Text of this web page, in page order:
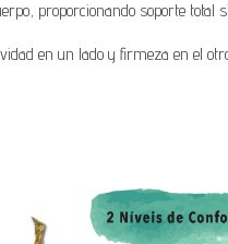
proporcionando soporte total
en un lado y firmeza en el